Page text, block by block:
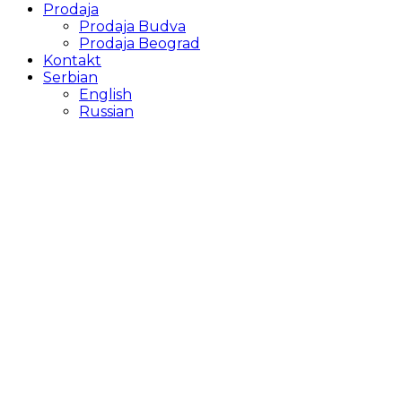
Prodaja
Prodaja Budva
Prodaja Beograd
Kontakt
Serbian
English
Russian